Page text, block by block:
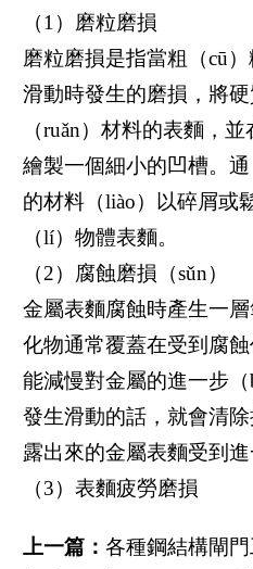
（1）磨粒磨損
磨粒磨損是指當粗（cū
滑動時發生的磨損，將
（ruǎn）材料的表麵，
繪製一個細小的凹槽。
的材料（liào）以碎屑或
（lí）物體表麵。
（2）腐蝕磨損（sǔn）
金屬表麵腐蝕時產生一
化物通常覆蓋在受到腐
能減慢對金屬的進一步
發生滑動的話，就會清
露出來的金屬表麵受到進
（3）表麵疲勞磨損
上一篇： 各種鋼結構閘